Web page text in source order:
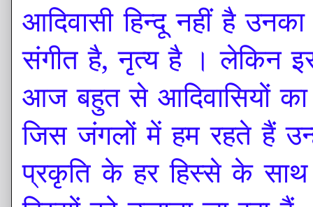
आदिवासी हिन्दू नहीं है
संगीत है, नृत्य है । लेकिन
आज बहुत से आदिवासियों का
जिस जंगलों में हम रहते हैं
प्रकृति के हर हिस्से के